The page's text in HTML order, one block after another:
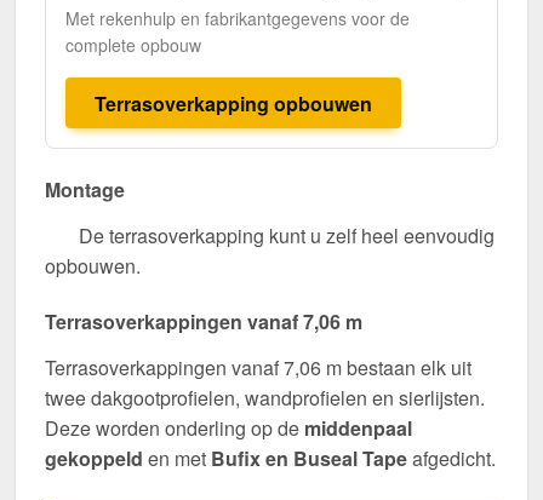
Met rekenhulp en fabrikantgegevens voor de
complete opbouw
Terrasoverkapping opbouwen
Montage
De terrasoverkapping kunt u zelf heel eenvoudig
opbouwen.
Terrasoverkappingen vanaf 7,06 m
Terrasoverkappingen vanaf 7,06 m bestaan elk uit
twee dakgootprofielen, wandprofielen en sierlijsten.
Deze worden onderling op de middenpaal
gekoppeld en met Bufix en Buseal Tapeafgedicht.